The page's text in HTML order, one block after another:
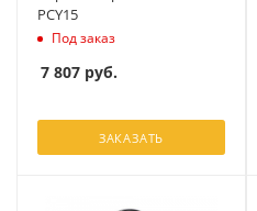
PCY15
Под заказ
7 807 руб.
ЗАКАЗАТЬ